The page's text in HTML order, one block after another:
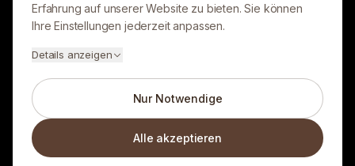
Erfahrung auf unserer Website zu bieten. Sie können
Ihre Einstellungen jederzeit anpassen.
Details anzeigen
Nur Notwendige
Alle akzeptieren
Orari di apertura showroom:
NOTE LEGALI
© 2026 Lobis Böden. Tutti i diritti riservati.